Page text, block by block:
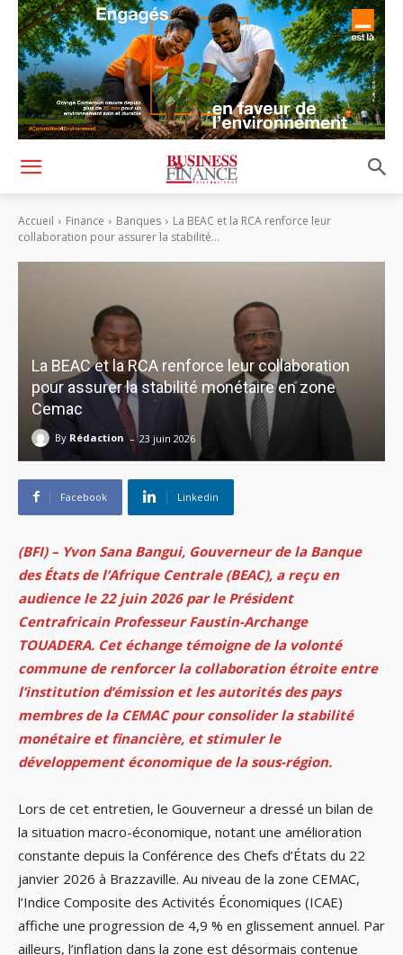
Accueil Finance Banques
La BEAC et la RCA renforce leur
collaboration pour assurer la stabilité...
La BEAC et la RCA renforce leur collaboration
pour assurer la stabilité monétaire en zone
Cemac
By Rédaction - 23 juin 2026
Facebook Linkedin
(BFI) – Yvon Sana Bangui, Gouverneur de la Banque
des États de l’Afrique Centrale (BEAC), a reçu en
audience le 22 juin 2026 par le Président
Centrafricain Professeur Faustin-Archange
TOUADERA. Cet échange témoigne de la volonté
commune de renforcer la collaboration étroite entre
l’institution d’émission et les autorités des pays
membres de la CEMAC pour consolider la stabilité
monétaire et financière, et stimuler le
développement économique de la sous-région.
Lors de cet entretien, le Gouverneur a dressé un bilan de
la situation macro-économique, notant une amélioration
constante depuis la Conférence des Chefs d’États du 22
janvier 2026 à Brazzaville. Au niveau de la zone CEMAC,
l’Indice Composite des Activités Économiques (ICAE)
affiche une progression de 4,9 % en glissement annuel. Par
ailleurs, l’inflation dans la zone est désormais contenue